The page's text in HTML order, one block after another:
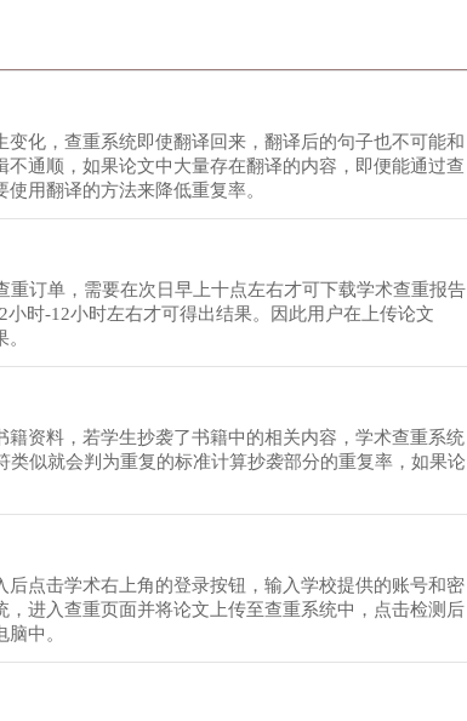
化，查重系统即使翻译回来，翻译后的句子也不可能和
通顺，如果论文中大量存在翻译的内容，即便能通过查
用翻译的方法来降低重复率。
订单，需要在次日早上十点左右才可下载学术查重报告
时-12小时左右才可得出结果。因此用户在上传论文
资料，若学生抄袭了书籍中的相关内容，学术查重系统
似就会判为重复的标准计算抄袭部分的重复率，如果论
点击学术右上角的登录按钮，输入学校提供的账号和密
进入查重页面并将论文上传至查重系统中，点击检测后
中。